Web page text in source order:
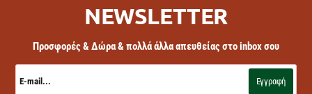
NEWSLETTER
Προσφορές & Δώρα & πολλά άλλα απευθείας στο inbox σου
E-
mail...
Εγγραφή